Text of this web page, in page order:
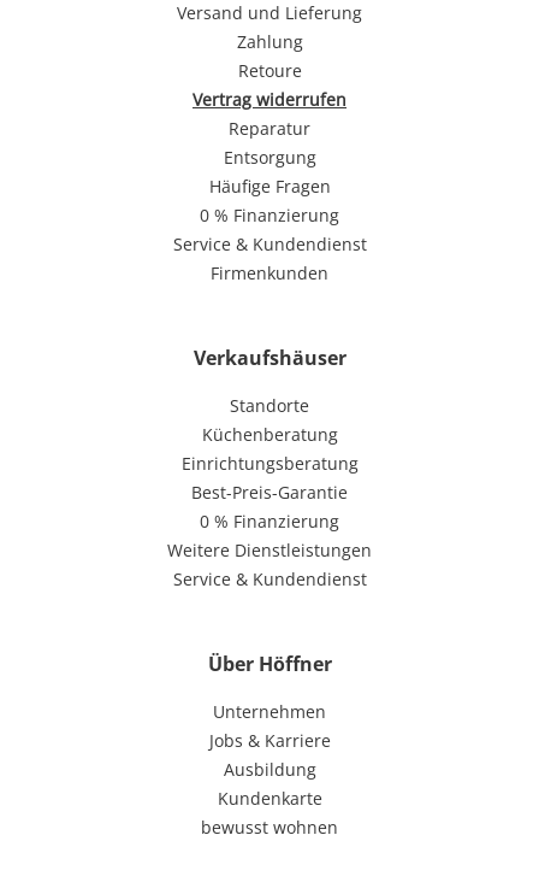
Versand und Lieferung
Zahlung
Retoure
Vertrag widerrufen
Reparatur
Entsorgung
Häufige Fragen
0 % Finanzierung
Service & Kundendienst
Firmenkunden
Verkaufshäuser
Standorte
Küchenberatung
Einrichtungsberatung
Best-Preis-Garantie
0 % Finanzierung
Weitere Dienstleistungen
Service & Kundendienst
Über Höffner
Unternehmen
Jobs & Karriere
Ausbildung
Kundenkarte
bewusst wohnen